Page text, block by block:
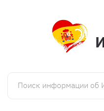
Поиск информации об